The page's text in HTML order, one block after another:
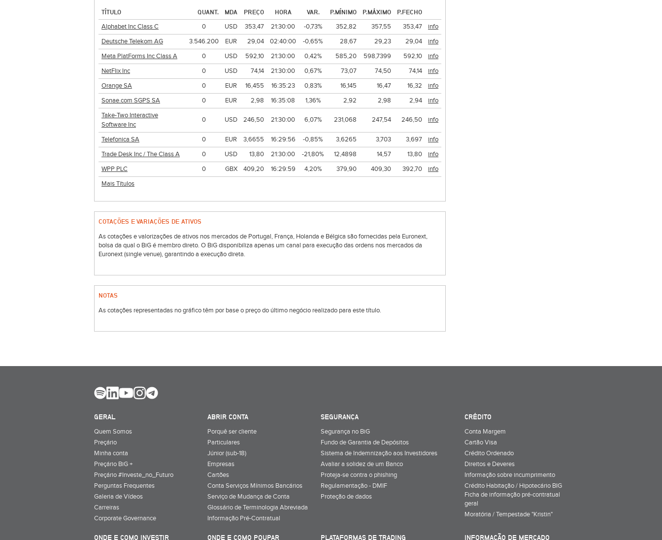
TÍTULO QUANT. MDA PREÇO HORA VAR. P.MÍNIMO P.MÁXIMO
P.FECHO
Alphabet Inc Class C
0 USD 353,47 21:30:00 -0,73% 352,82 357,55 353,47
info
Deutsche Telekom AG
3.546.200 EUR 29,04 02:40:00 -0,65% 28,67 29,23 29,04
info
Meta PlatForms Inc Class A
0 USD 592,10 21:30:00 0,42% 585,20 598,7399 592,10
info
NetFlix Inc
0 USD 74,14 21:30:00 0,67% 73,07 74,50 74,14
info
Orange SA
0 EUR 16,455 16:35:23 0,83% 16,145 16,47 16,32
info
Sonae.com SGPS SA
0 EUR 2,98 16:35:08 1,36% 2,92 2,98 2,94
info
Take-Two Interactive
Software Inc
0 USD 246,50 21:30:00 6,07% 231,068 247,54 246,50 info
Telefonica SA 0 EUR 3,6655 16:29:56 -0,85% 3,6265 3,703 3,697
info
Trade Desk Inc / The Class A
0 USD 13,80 21:30:00 -21,80% 12,4898 14,57 13,80
info
WPP PLC
0 GBX 409,20 16:29:59 4,20% 379,90 409,30 392,70
info
Mais Títulos
COTAÇÕES E VARIAÇÕES DE ATIVOS
As cotações e valorizações de ativos nos mercados de Portugal, França, Holanda e Bélgica são fornecidas pela Euronext,
bolsa da qual o BiG é membro direto. O BiG disponibiliza apenas um canal para execução das ordens nos mercados da
Euronext (single venue), garantindo a execução direta.
NOTAS
As cotações representadas no gráfico têm por base o preço do último negócio realizado para este título.
GERAL
Quem Somos
Preçário
Minha conta
Preçário BiG +
Preçário #Investe_no_Futuro
Perguntas Frequentes
Galeria de Vídeos
Carreiras
Corporate Governance
ABRIR CONTA
Porquê ser cliente
Particulares
Júnior (sub-18)
Empresas
Cartões
Conta Serviços Mínimos Bancários
Serviço de Mudança de Conta
Glossário de Terminologia Abreviada
Informação Pré-Contratual
SEGURANÇA
Segurança no BiG
Fundo de Garantia de Depósitos
Sistema de Indemnização aos Investidores
Avaliar a solidez de um Banco
Proteja-se contra o phishing
Regulamentação - DMIF
Proteção de dados
CRÉDITO
Conta Margem
Cartão Visa
Crédito Ordenado
Direitos e Deveres
Informação sobre incumprimento
Crédito Habitação / Hipotecário BIG
Ficha de informação pré-contratual
geral
Moratória / Tempestade "Kristin"
ONDE E COMO INVESTIR ONDE E COMO POUPAR PLATAFORMAS DE TRADING INFORMAÇÃO DE MERCADO